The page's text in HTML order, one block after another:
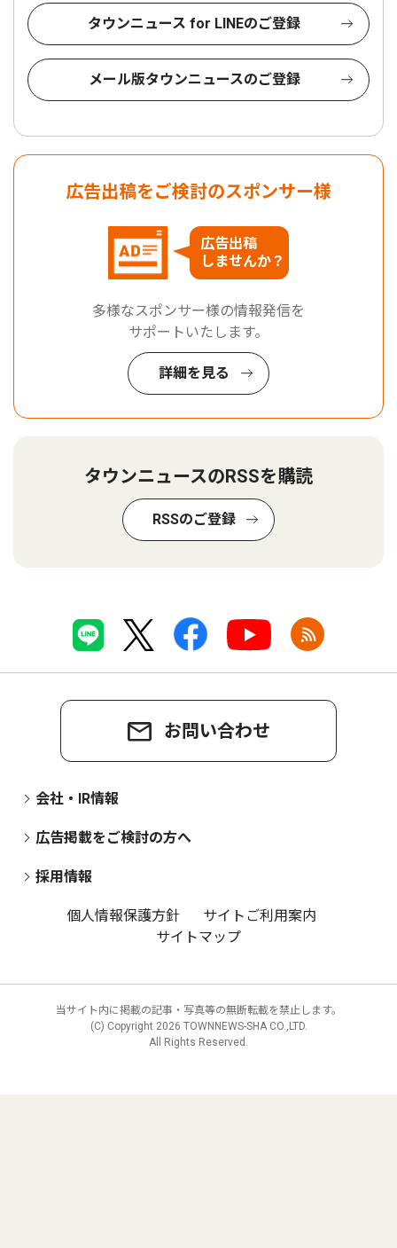
タウンニュース for LINEのご登録
メール版タウンニュースのご登録
広告出稿をご検討のスポンサー様
広告出稿
しませんか？
多様なスポンサー様の情報発信を
サポートいたします。
詳細を見る
タウンニュースのRSSを購読
RSSのご登録
お問い合わせ
会社・IR情報
広告掲載をご検討の方へ
採用情報
個人情報保護方針
サイトご利用案内
サイトマップ
当サイト内に掲載の記事・写真等の無断転載を禁止します。
(C) Copyright 2026 TOWNNEWS-SHA CO.,LTD.
All Rights Reserved.